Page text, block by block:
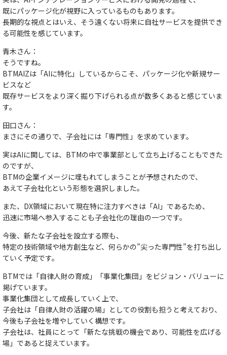
既にパッケージ化が視野に入っているものもあります。
長期的な視点とはいえ、そう遠くない将来に自社サービスを提供でき
る可能性を感じています。
青木さん：
そうですね。
BTMAIZは「AIに特化」しているからこそ、パッケージ化や新規サー
ビスなど
既存サービスをより深く掘り下げられる点が数多くあると感じていま
す。
田口さん：
まさにその通りで、 子会社には「専門性」を求めています。
実はAIに関しては、BTMの中で事業部として立ち上げることもできた
のですが、
BTMの企業イメージに埋もれてしまうことが予想されたので、
あえて子会社化という形態を選択しました。
また、DX領域において現在特に注力すべきは「AI」であるため、
迅速に市場へ参入することも子会社化の理由の一つです。
今後、新たな子会社を設立する際も、
特定の技術領域や地方創生など、何らかの”尖った専門性”を打ち出し
ていく予定です。
BTMでは 「自律人財の育成」「事業化集団」 をビジョン・バリューに
掲げています。
事業化集団として成長していく上で、
子会社は 「自律人財の活躍の場」 としての役割も担うと考えており、
今後も子会社を増やしていく構想です。
子会社は、社員にとって 「新たな挑戦の機会であり、可能性を広げる
場」 であると捉えています。